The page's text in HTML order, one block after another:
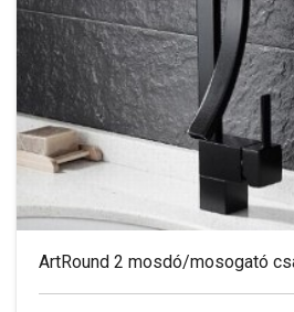
ArtRound 2 mosdó/mosogató